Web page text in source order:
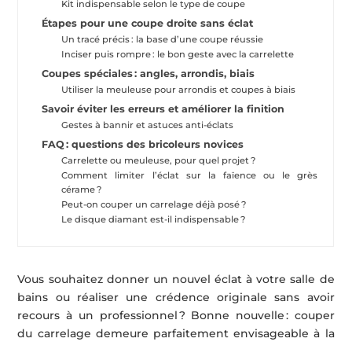
Kit indispensable selon le type de coupe
Étapes pour une coupe droite sans éclat
Un tracé précis : la base d’une coupe réussie
Inciser puis rompre : le bon geste avec la carrelette
Coupes spéciales : angles, arrondis, biais
Utiliser la meuleuse pour arrondis et coupes à biais
Savoir éviter les erreurs et améliorer la finition
Gestes à bannir et astuces anti-éclats
FAQ : questions des bricoleurs novices
Carrelette ou meuleuse, pour quel projet ?
Comment limiter l’éclat sur la faïence ou le grès
cérame ?
Peut-on couper un carrelage déjà posé ?
Le disque diamant est-il indispensable ?
Vous souhaitez donner un nouvel éclat à votre salle de
bains ou réaliser une crédence originale sans avoir
recours à un professionnel ? Bonne nouvelle : couper
du carrelage demeure parfaitement envisageable à la